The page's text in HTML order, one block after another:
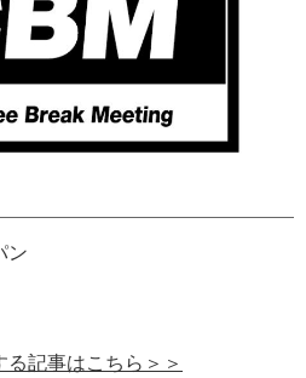
ン
記事はこちら＞＞